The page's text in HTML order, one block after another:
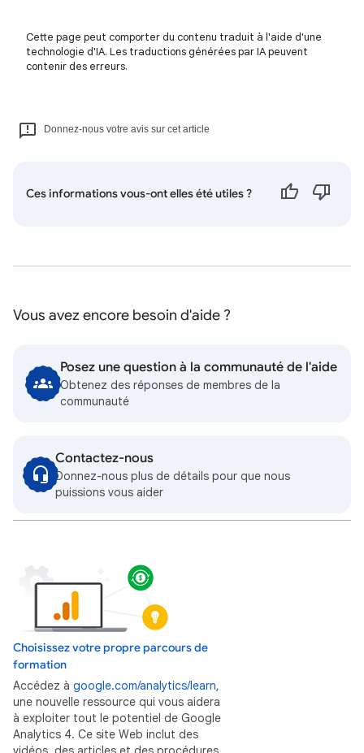
Cette page peut comporter du contenu traduit à l'aide d'une
technologie d'IA. Les traductions générées par IA peuvent
contenir des erreurs.
Donnez-nous votre avis sur cet article
Ces informations vous-ont elles été utiles ?
Vous avez encore besoin d'aide ?
Posez une question à la communauté de l'aide
Obtenez des réponses de membres de la
communauté
Contactez-nous
Donnez-nous plus de détails pour que nous
puissions vous aider
Choisissez votre propre parcours de
formation
Accédez à google.com/analytics/learn,
une nouvelle ressource qui vous aidera
à exploiter tout le potentiel de Google
Analytics 4. Ce site Web inclut des